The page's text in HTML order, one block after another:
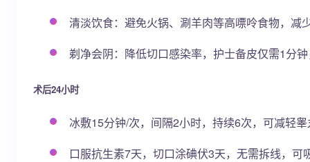
清淡饮食：避免火锅、涮羊肉等高嘌呤食物，减
剃净会阴：降低切口感染率，护士备皮仅需1分
术后24小时
冰敷15分钟/次，间隔2小时，持续6次，可减轻
口服抗生素7天，切口涂碘伏3天，无需拆线，可